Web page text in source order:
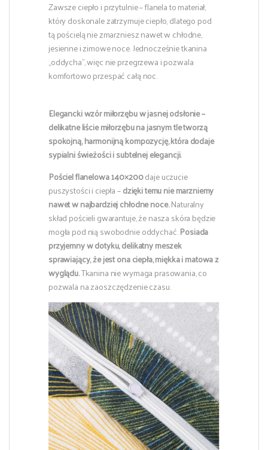
Zawsze ciepło i przytulnie – flanela to materiał,
który doskonale zatrzymuje ciepło, dlatego pod
tą pościelą nie zmarzniesz nawet w chłodne,
jesienne i zimowe noce. Jednocześnie tkanina
„oddycha”, więc nie przegrzewa i pozwala
komfortowo przespać całą noc.
Elegancki wzór miłorzębu w jasnej odsłonie –
delikatne liście miłorzębu na jasnym tle tworzą
spokojną, harmonijną kompozycję, która dodaje
sypialni świeżości i subtelnej elegancji.
Pościel flanelowa 140×200daje uczucie
puszystości i ciepła –dzięki temunie marzniemy
nawet w najbardziej chłodne noce.Naturalny
skład pościeli gwarantuje, że nasza skóra będzie
mogła pod nią swobodnie oddychać.Posiada
przyjemny w dotyku, delikatny meszek
sprawiający, że jest ona ciepła, miękka i matowa z
wyglądu.Tkanina nie wymaga prasowania, co
pozwala na zaoszczędzenie czasu.